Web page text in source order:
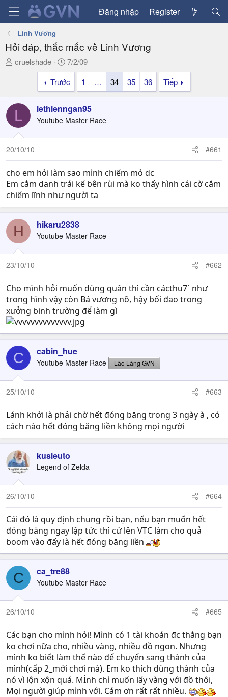
Đăng nhập Register
Linh Vương
Hỏi đáp, thắc mắc về Linh Vương
T
a
s
t
a
e
r
cruelshade
N
g
à
y
ử
i
7/2/09
Trước
1 … 34 35 36 Tiếp
L lethienngan95
Youtube Master Race
20/10/10 #661
cho em hỏi làm sao mình chiếm mỏ dc
Em cắm danh trải kế bên rùi mà ko thấy hình cái cờ cắm
chiếm lĩnh như người ta
H hikaru2838
Youtube Master Race
23/10/10 #662
Cho mình hỏi muốn dùng quân thì cần cácthu7` như
trong hình vậy còn Bá vương nõ, hậy bối đao trong
xưởng binh trường để làm gì
C cabin_hue
Youtube Master Race Lão Làng GVN
25/10/10 #663
Lánh khởi là phải chờ hết đóng băng trong 3 ngày à , có
cách nào hết đóng băng liền không mọi người
kusieuto
Legend of Zelda
26/10/10 #664
Cái đó là quy định chung rồi bạn, nếu bạn muốn hết
đóng băng ngay lập tức thì cứ lên VTC làm cho quả
boom vào đấy là hết đóng băng liền
C ca_tre88
Youtube Master Race
26/10/10 #665
Các bạn cho mình hỏi! Mình có 1 tài khoản đc thằng bạn
ko chơi nữa cho, nhiều vàng, nhiều đồ ngon. Nhưng
mình ko biết làm thế nào để chuyển sang thành của
mình(cấp 2_mới chơi mà). Em ko thích dùng thành của
nó vì lộn xộn quá. MÌnh chỉ muốn lấy vàng với đồ thôi,
Mọi người giúp mình với. Cảm ơn rất rất nhiều.